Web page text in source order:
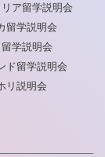
ア留学説明会
留学説明会
学説明会
ド留学説明会
リ説明会